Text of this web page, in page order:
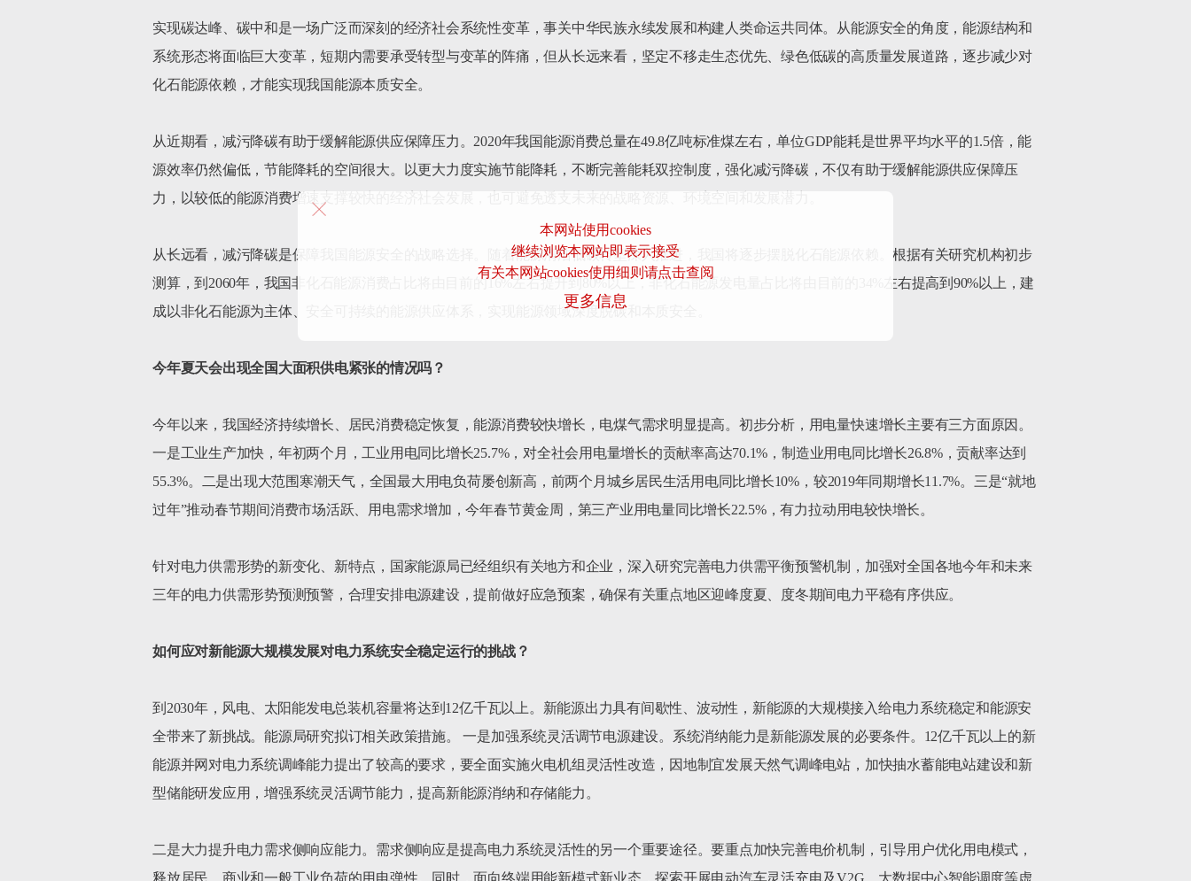
本网站使用cookies
继续浏览本网站即表示接受
有关本网站cookies使用细则请点击查阅
更多信息
实现碳达峰、碳中和是一场广泛而深刻的经济社会系统性变革，事关中华民族永续发展和构建人类命运共同体。从能源安全的角度，能源结构和
系统形态将面临巨大变革，短期内需要承受转型与变革的阵痛，但从长远来看，坚定不移走生态优先、绿色低碳的高质量发展道路，逐步减少对
化石能源依赖，才能实现我国能源本质安全。
从近期看，减污降碳有助于缓解能源供应保障压力。2020年我国能源消费总量在49.8亿吨标准煤左右，单位GDP能耗是世界平均水平的1.5倍，能
源效率仍然偏低，节能降耗的空间很大。以更大力度实施节能降耗，不断完善能耗双控制度，强化减污降碳，不仅有助于缓解能源供应保障压
力，以较低的能源消费增速支撑较快的经济社会发展，也可避免透支未来的战略资源、环境空间和发展潜力。
从长远看，减污降碳是保障我国能源安全的战略选择。随着能源清洁低碳转型深入推进，我国将逐步摆脱化石能源依赖。根据有关研究机构初步
测算，到2060年，我国非化石能源消费占比将由目前的16%左右提升到80%以上，非化石能源发电量占比将由目前的34%左右提高到90%以上，建
成以非化石能源为主体、安全可持续的能源供应体系，实现能源领域深度脱碳和本质安全。
今年夏天会出现全国大面积供电紧张的情况吗？
今年以来，我国经济持续增长、居民消费稳定恢复，能源消费较快增长，电煤气需求明显提高。初步分析，用电量快速增长主要有三方面原因。
一是工业生产加快，年初两个月，工业用电同比增长25.7%，对全社会用电量增长的贡献率高达70.1%，制造业用电同比增长26.8%，贡献率达到
55.3%。二是出现大范围寒潮天气，全国最大用电负荷屡创新高，前两个月城乡居民生活用电同比增长10%，较2019年同期增长11.7%。三是“就地
过年”推动春节期间消费市场活跃、用电需求增加，今年春节黄金周，第三产业用电量同比增长22.5%，有力拉动用电较快增长。
针对电力供需形势的新变化、新特点，国家能源局已经组织有关地方和企业，深入研究完善电力供需平衡预警机制，加强对全国各地今年和未来
三年的电力供需形势预测预警，合理安排电源建设，提前做好应急预案，确保有关重点地区迎峰度夏、度冬期间电力平稳有序供应。
如何应对新能源大规模发展对电力系统安全稳定运行的挑战？
到2030年，风电、太阳能发电总装机容量将达到12亿千瓦以上。新能源出力具有间歇性、波动性，新能源的大规模接入给电力系统稳定和能源安
全带来了新挑战。能源局研究拟订相关政策措施。 一是加强系统灵活调节电源建设。系统消纳能力是新能源发展的必要条件。12亿千瓦以上的新
能源并网对电力系统调峰能力提出了较高的要求，要全面实施火电机组灵活性改造，因地制宜发展天然气调峰电站，加快抽水蓄能电站建设和新
型储能研发应用，增强系统灵活调节能力，提高新能源消纳和存储能力。
二是大力提升电力需求侧响应能力。需求侧响应是提高电力系统灵活性的另一个重要途径。要重点加快完善电价机制，引导用户优化用电模式，
释放居民、商业和一般工业负荷的用电弹性。同时，面向终端用能新模式新业态，探索开展电动汽车灵活充电及V2G、大数据中心智能调度等虚